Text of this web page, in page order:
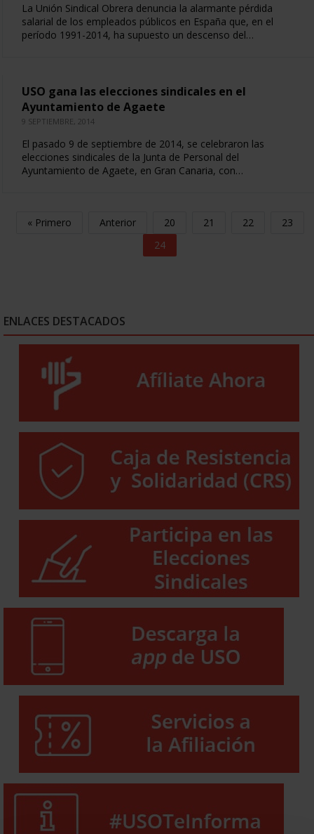
La Unión Sindical Obrera denuncia la alarmante pérdida
salarial de los empleados públicos en España que, en el
período 1991-2014, ha supuesto un descenso del…
USO gana las elecciones sindicales en el
Ayuntamiento de Agaete
9 SEPTIEMBRE, 2014
El pasado 9 de septiembre de 2014, se celebraron las
elecciones sindicales de la Junta de Personal del
Ayuntamiento de Agaete, en Gran Canaria, con…
« Primero Anterior 20 21 22
23
24
ENLACES DESTACADOS